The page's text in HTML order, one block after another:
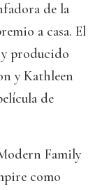
de la
a casa. El
producido
y Kathleen
de
Family
como